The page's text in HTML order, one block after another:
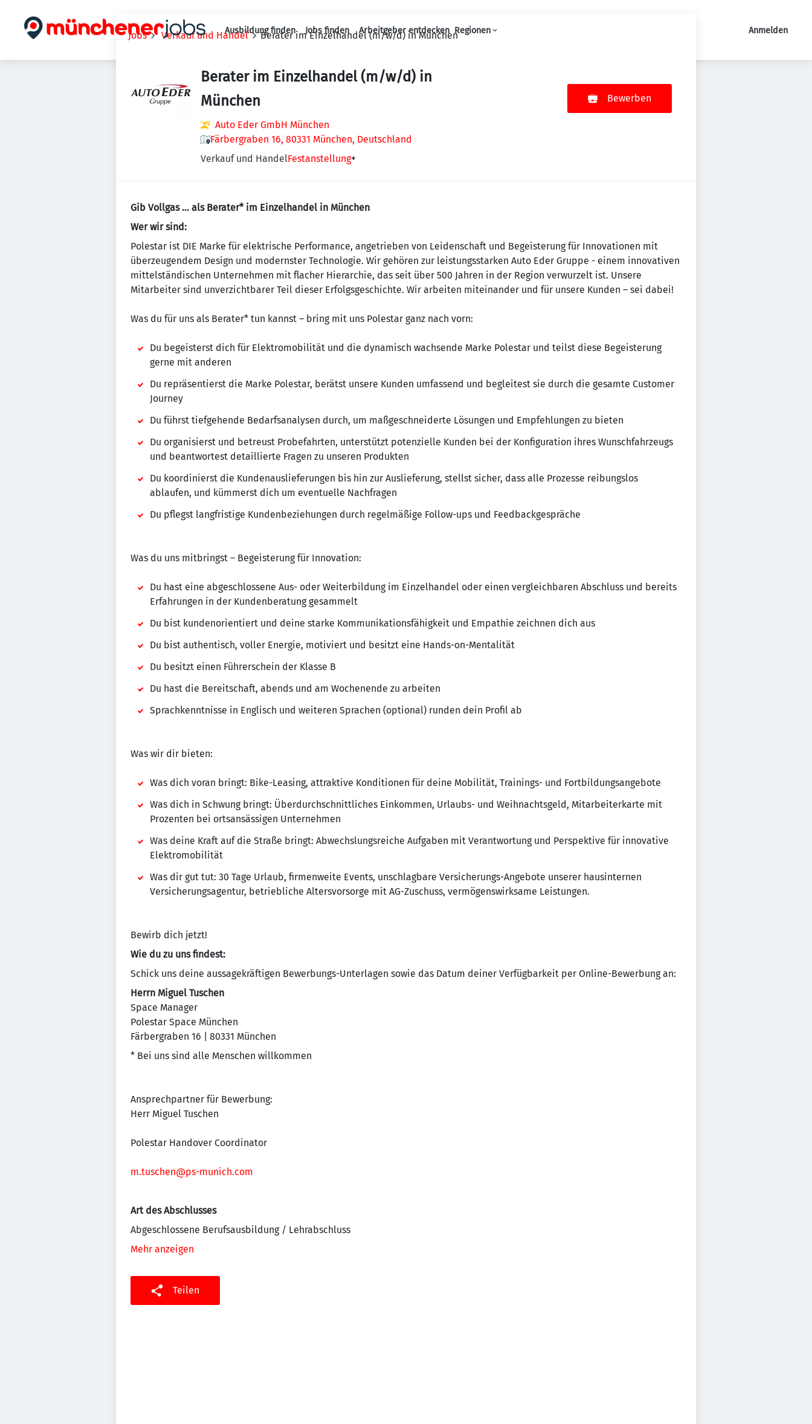
Haupt-Navigation
Ausbildung finden Jobs finden Arbeitgeber entdecken Regionen Anmelden
Jobs Verkauf und Handel Berater im Einzelhandel (m/w/d) in München
Berater im Einzelhandel (m/w/d) in
München
Auto Eder GmbH München
Färbergraben 16, 80331 München, Deutschland
Verkauf und HandelFestanstellung+
Bewerben
Gib Vollgas … als Berater* im Einzelhandel in München
Wer wir sind:
Polestar ist DIE Marke für elektrische Performance, angetrieben von Leidenschaft und Begeisterung für Innovationen mit
überzeugendem Design und modernster Technologie. Wir gehören zur leistungsstarken Auto Eder Gruppe - einem innovativen
mittelständischen Unternehmen mit flacher Hierarchie, das seit über 500 Jahren in der Region verwurzelt ist. Unsere
Mitarbeiter sind unverzichtbarer Teil dieser Erfolgsgeschichte. Wir arbeiten miteinander und für unsere Kunden – sei dabei!
Was du für uns als Berater* tun kannst – bring mit uns Polestar ganz nach vorn:
Du begeisterst dich für Elektromobilität und die dynamisch wachsende Marke Polestar und teilst diese Begeisterung
gerne mit anderen
Du repräsentierst die Marke Polestar, berätst unsere Kunden umfassend und begleitest sie durch die gesamte Customer
Journey
Du führst tiefgehende Bedarfsanalysen durch, um maßgeschneiderte Lösungen und Empfehlungen zu bieten
Du organisierst und betreust Probefahrten, unterstützt potenzielle Kunden bei der Konfiguration ihres Wunschfahrzeugs
und beantwortest detaillierte Fragen zu unseren Produkten
Du koordinierst die Kundenauslieferungen bis hin zur Auslieferung, stellst sicher, dass alle Prozesse reibungslos
ablaufen, und kümmerst dich um eventuelle Nachfragen
Du pflegst langfristige Kundenbeziehungen durch regelmäßige Follow-ups und Feedbackgespräche
Was du uns mitbringst – Begeisterung für Innovation:
Du hast eine abgeschlossene Aus- oder Weiterbildung im Einzelhandel oder einen vergleichbaren Abschluss und bereits
Erfahrungen in der Kundenberatung gesammelt
Du bist kundenorientiert und deine starke Kommunikationsfähigkeit und Empathie zeichnen dich aus
Du bist authentisch, voller Energie, motiviert und besitzt eine Hands-on-Mentalität
Du besitzt einen Führerschein der Klasse B
Du hast die Bereitschaft, abends und am Wochenende zu arbeiten
Sprachkenntnisse in Englisch und weiteren Sprachen (optional) runden dein Profil ab
Was wir dir bieten:
Was dich voran bringt: Bike-Leasing, attraktive Konditionen für deine Mobilität, Trainings- und Fortbildungsangebote
Was dich in Schwung bringt: Überdurchschnittliches Einkommen, Urlaubs- und Weihnachtsgeld, Mitarbeiterkarte mit
Prozenten bei ortsansässigen Unternehmen
Was deine Kraft auf die Straße bringt: Abwechslungsreiche Aufgaben mit Verantwortung und Perspektive für innovative
Elektromobilität
Was dir gut tut: 30 Tage Urlaub, firmenweite Events, unschlagbare Versicherungs-Angebote unserer hausinternen
Versicherungsagentur, betriebliche Altersvorsorge mit AG-Zuschuss, vermögenswirksame Leistungen.
Bewirb dich jetzt!
Wie du zu uns findest:
Schick uns deine aussagekräftigen Bewerbungs-Unterlagen sowie das Datum deiner Verfügbarkeit per Online-Bewerbung an:
Herrn Miguel Tuschen
Space Manager
Polestar Space München
Färbergraben 16 | 80331 München
* Bei uns sind alle Menschen willkommen
Ansprechpartner für Bewerbung:
Herr Miguel Tuschen
Polestar Handover Coordinator
m.tuschen@ps-munich.com
Art des Abschlusses
Abgeschlossene Berufsausbildung / Lehrabschluss
Mehr anzeigen
Teilen